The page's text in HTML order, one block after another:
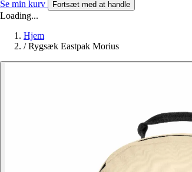
Se min kurv Fortsæt med at handle
Loading...
Hjem
/ Rygsæk Eastpak Morius